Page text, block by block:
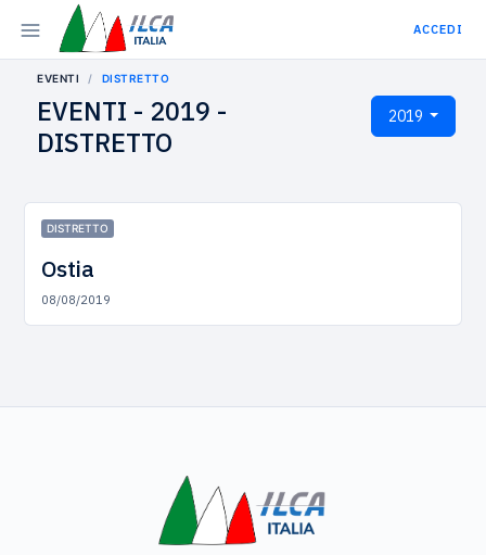
ACCEDI
EVENTI DISTRETTO
EVENTI - 2019 -
DISTRETTO
2019
DISTRETTO
Ostia
08/08/2019